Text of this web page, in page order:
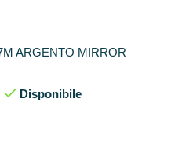
ARGENTO MIRROR
Disponibile